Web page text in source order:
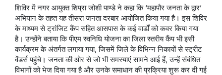
शिविर में नगर आयुक्त शिप्रा जोशी पाण्डे ने कहा कि ‘महापौर जनता के द्वार’
अभियान के तहत यह तीसरा जनता दरबार आयोजित किया गया है। इस शिविर
के माध्यम से ट्रांजिट कैंप सहित आसपास के कई वार्डों को कवर किया गया
है। उन्होंने बताया कि पीएम स्वनिधि योजना का जिला स्तरीय कैंप भी इसी
कार्यक्रम के अंतर्गत लगाया गया, जिसमें जिले के विभिन्न निकायों से स्ट्रीट
वेंडर्स पहुंचे। जनता की ओर से जो भी समस्याएं सामने आई हैं, उन्हें संबंधित
विभागों को भेज दिया गया है और उनके समाधान की प्रक्रिया शुरू कर दी गई